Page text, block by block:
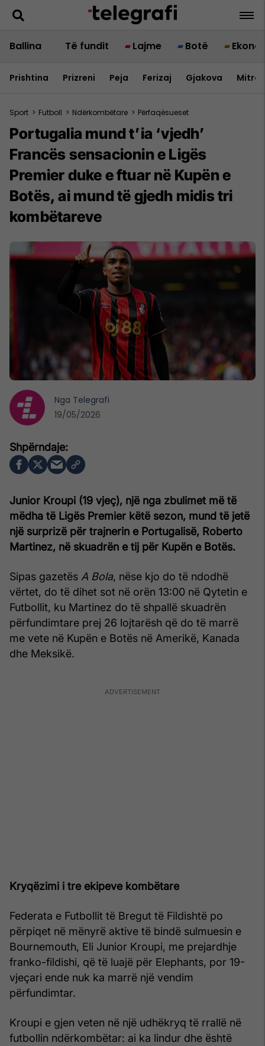
Ballina Të fundit Lajme Botë
Prishtina Prizreni Peja Ferizaj Gjakova
Sport > Futboll > Ndërkombëtare > Përfaqësueset
Portugalia mund t’ia ‘vjedh’
Francës sensacionin e Ligës
Premier duke e ftuar në Kupën e
Botës, ai mund të gjedh midis tri
kombëtareve
Junior Kroupi (19 vjeç), një nga zbulimet më të
mëdha të Ligës Premier këtë sezon, mund të jetë
një surprizë për trajnerin e Portugalisë, Roberto
Martinez, në skuadrën e tij për Kupën e Botës.
Sipas gazetës A Bola, nëse kjo do të ndodhë
vërtet, do të dihet sot në orën 13:00 në Qytetin e
Futbollit, ku Martinez do të shpallë skuadrën
përfundimtare prej 26 lojtarësh që do të marrë
me vete në Kupën e Botës në Amerikë, Kanada
dhe Meksikë.
Kryqëzimi i tre ekipeve kombëtare
Federata e Futbollit të Bregut të Fildishtë po
përpiqet në mënyrë aktive të bindë sulmuesin e
Bournemouth, Eli Junior Kroupi, me prejardhje
franko-fildishi, që të luajë për Elephants, por 19-
vjeçari ende nuk ka marrë një vendim
përfundimtar.
Kroupi e gjen veten në një udhëkryq të rrallë në
futbollin ndërkombëtar: ai ka lindur dhe është
Nga Telegrafi
19/05/2026